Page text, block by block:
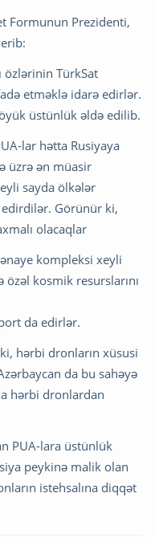
Formunun Prezidenti,
özlərinin TürkSat
etməklə idarə edirlər.
üstünlük əldə edilib.
lar hətta Rusiyaya
üzrə ən müasir
sayda ölkələr
Görünür ki,
olacaqlar
kompleksi xeyli
kosmik resurslarını
da edirlər.
hərbi dronların xüsusi
da bu sahəyə
hərbi dronlardan
PUA-lara üstünlük
peykinə malik olan
istehsalına diqqət